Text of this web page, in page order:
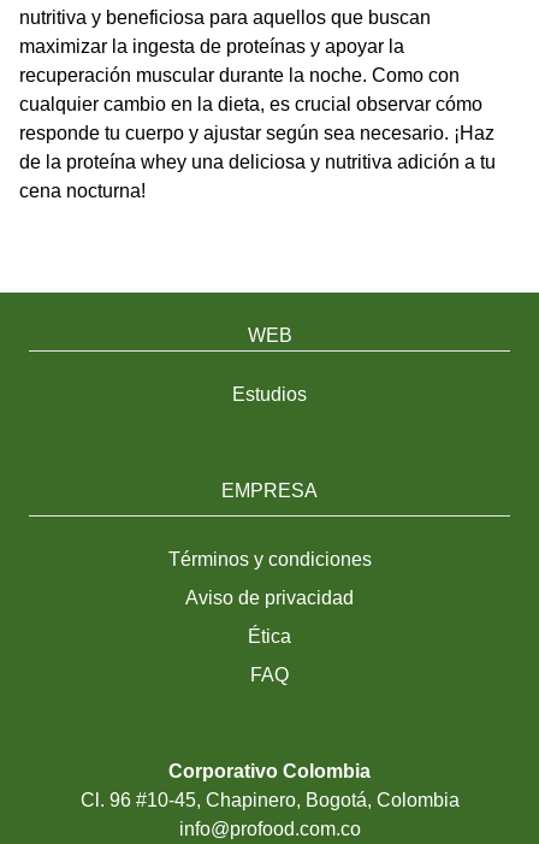
nutritiva y beneficiosa para aquellos que buscan
maximizar la ingesta de proteínas y apoyar la
recuperación muscular durante la noche. Como con
cualquier cambio en la dieta, es crucial observar cómo
responde tu cuerpo y ajustar según sea necesario. ¡Haz
de la proteína whey una deliciosa y nutritiva adición a tu
cena nocturna!
WEB
Estudios
EMPRESA
Términos y condiciones
Aviso de privacidad
Ética
FAQ
Corporativo Colombia
Cl. 96 #10-45, Chapinero, Bogotá, Colombia
info@profood.com.co